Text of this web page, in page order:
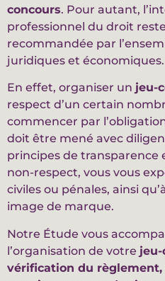
concours. Pour autant,
professionnel du droit
recommandée par
juridiques et économiques.
En effet, organiser un jeu-
respect d’un certain
commencer par
doit être mené avec
principes de transparence
non-respect, vous vous
civiles ou pénales, ainsi
image de marque.
Notre Étude vous
l’organisation de votre jeu-
vérification du